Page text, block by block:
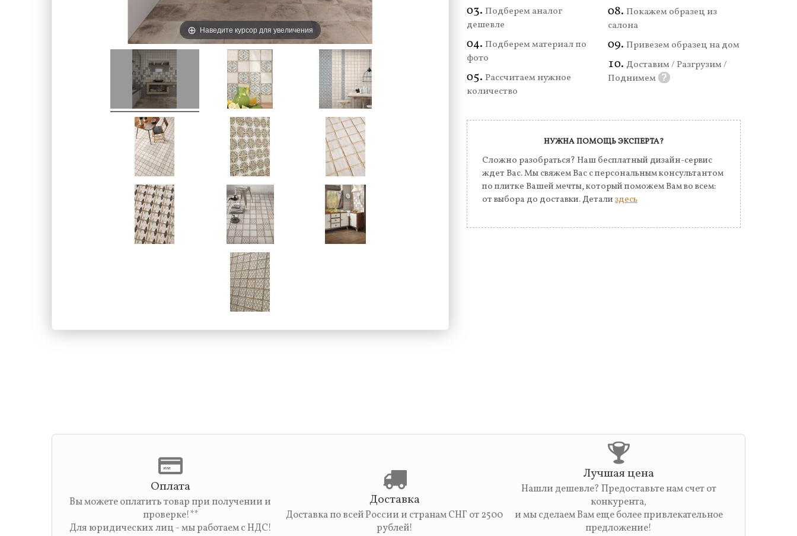
Наведите курсор для увеличения
Подберем аналог
дешевле
Подберем материал по
фото
Рассчитаем нужное
количество
Покажем образец из
салона
Привезем образец на дом
Доставим / Разгрузим /
Поднимем ?
НУЖНА ПОМОЩЬ ЭКСПЕРТА?
Сложно разобраться? Наш бесплатный дизайн-сервис
ждет Вас. Мы свяжем Вас с персональным консультантом
по плитке Вашей мечты, который поможем Вам во всем:
от выбора до доставки. Детализдесь
Оплата
Вы можете оплатить товар при получении и
проверке!**
Для юридических лиц - мы работаем с НДС!
Доставка
Доставка по всей России и странам СНГ от 2500
рублей!
Лучшая цена
Нашли дешевле? Предоставьте нам счет от
конкурента,
и мы сделаем Вам еще более привлекательное
предложение!